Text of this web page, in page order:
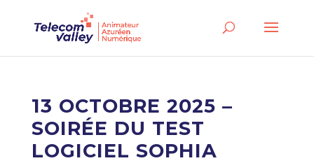
13 OCTOBRE 2025 –
SOIRÉE DU TEST
LOGICIEL SOPHIA